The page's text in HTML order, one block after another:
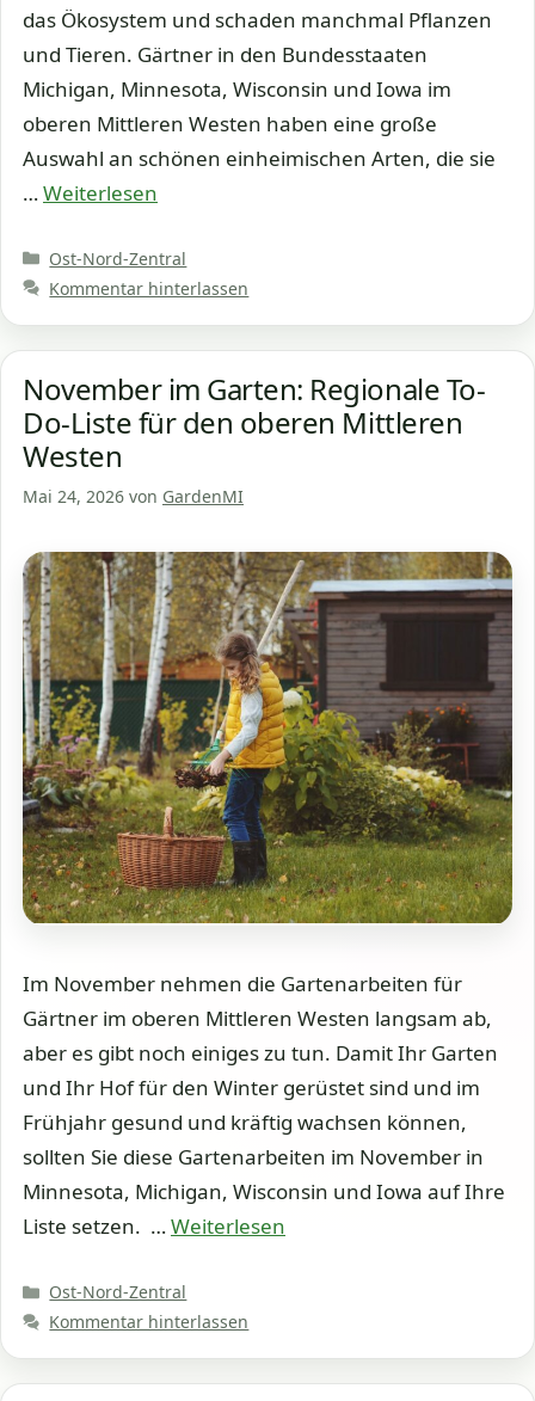
das Ökosystem und schaden manchmal Pflanzen
und Tieren. Gärtner in den Bundesstaaten
Michigan, Minnesota, Wisconsin und Iowa im
oberen Mittleren Westen haben eine große
Auswahl an schönen einheimischen Arten, die sie
…Weiterlesen
Kategorien
Ost-Nord-Zentral
Kommentar hinterlassen
November im Garten: Regionale To-
Do-Liste für den oberen Mittleren
Westen
Mai 24, 2026 von GardenMI
Im November nehmen die Gartenarbeiten für
Gärtner im oberen Mittleren Westen langsam ab,
aber es gibt noch einiges zu tun. Damit Ihr Garten
und Ihr Hof für den Winter gerüstet sind und im
Frühjahr gesund und kräftig wachsen können,
sollten Sie diese Gartenarbeiten im November in
Minnesota, Michigan, Wisconsin und Iowa auf Ihre
Liste setzen. …Weiterlesen
Kategorien
Ost-Nord-Zentral
Kommentar hinterlassen